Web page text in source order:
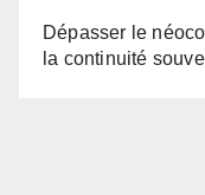
Dépasser le
la continuité